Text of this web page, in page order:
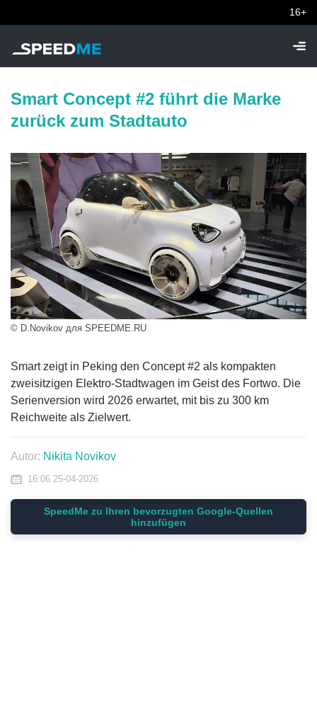
16+
Smart Concept #2 führt die Marke
zurück zum Stadtauto
© D.Novikov для SPEEDME.RU
Smart zeigt in Peking den Concept #2 als kompakten
zweisitzigen Elektro-Stadtwagen im Geist des Fortwo. Die
Serienversion wird 2026 erwartet, mit bis zu 300 km
Reichweite als Zielwert.
Autor: Nikita Novikov
16:06 25-04-2026
SpeedMe zu Ihren bevorzugten Google-Quellen
hinzufügen